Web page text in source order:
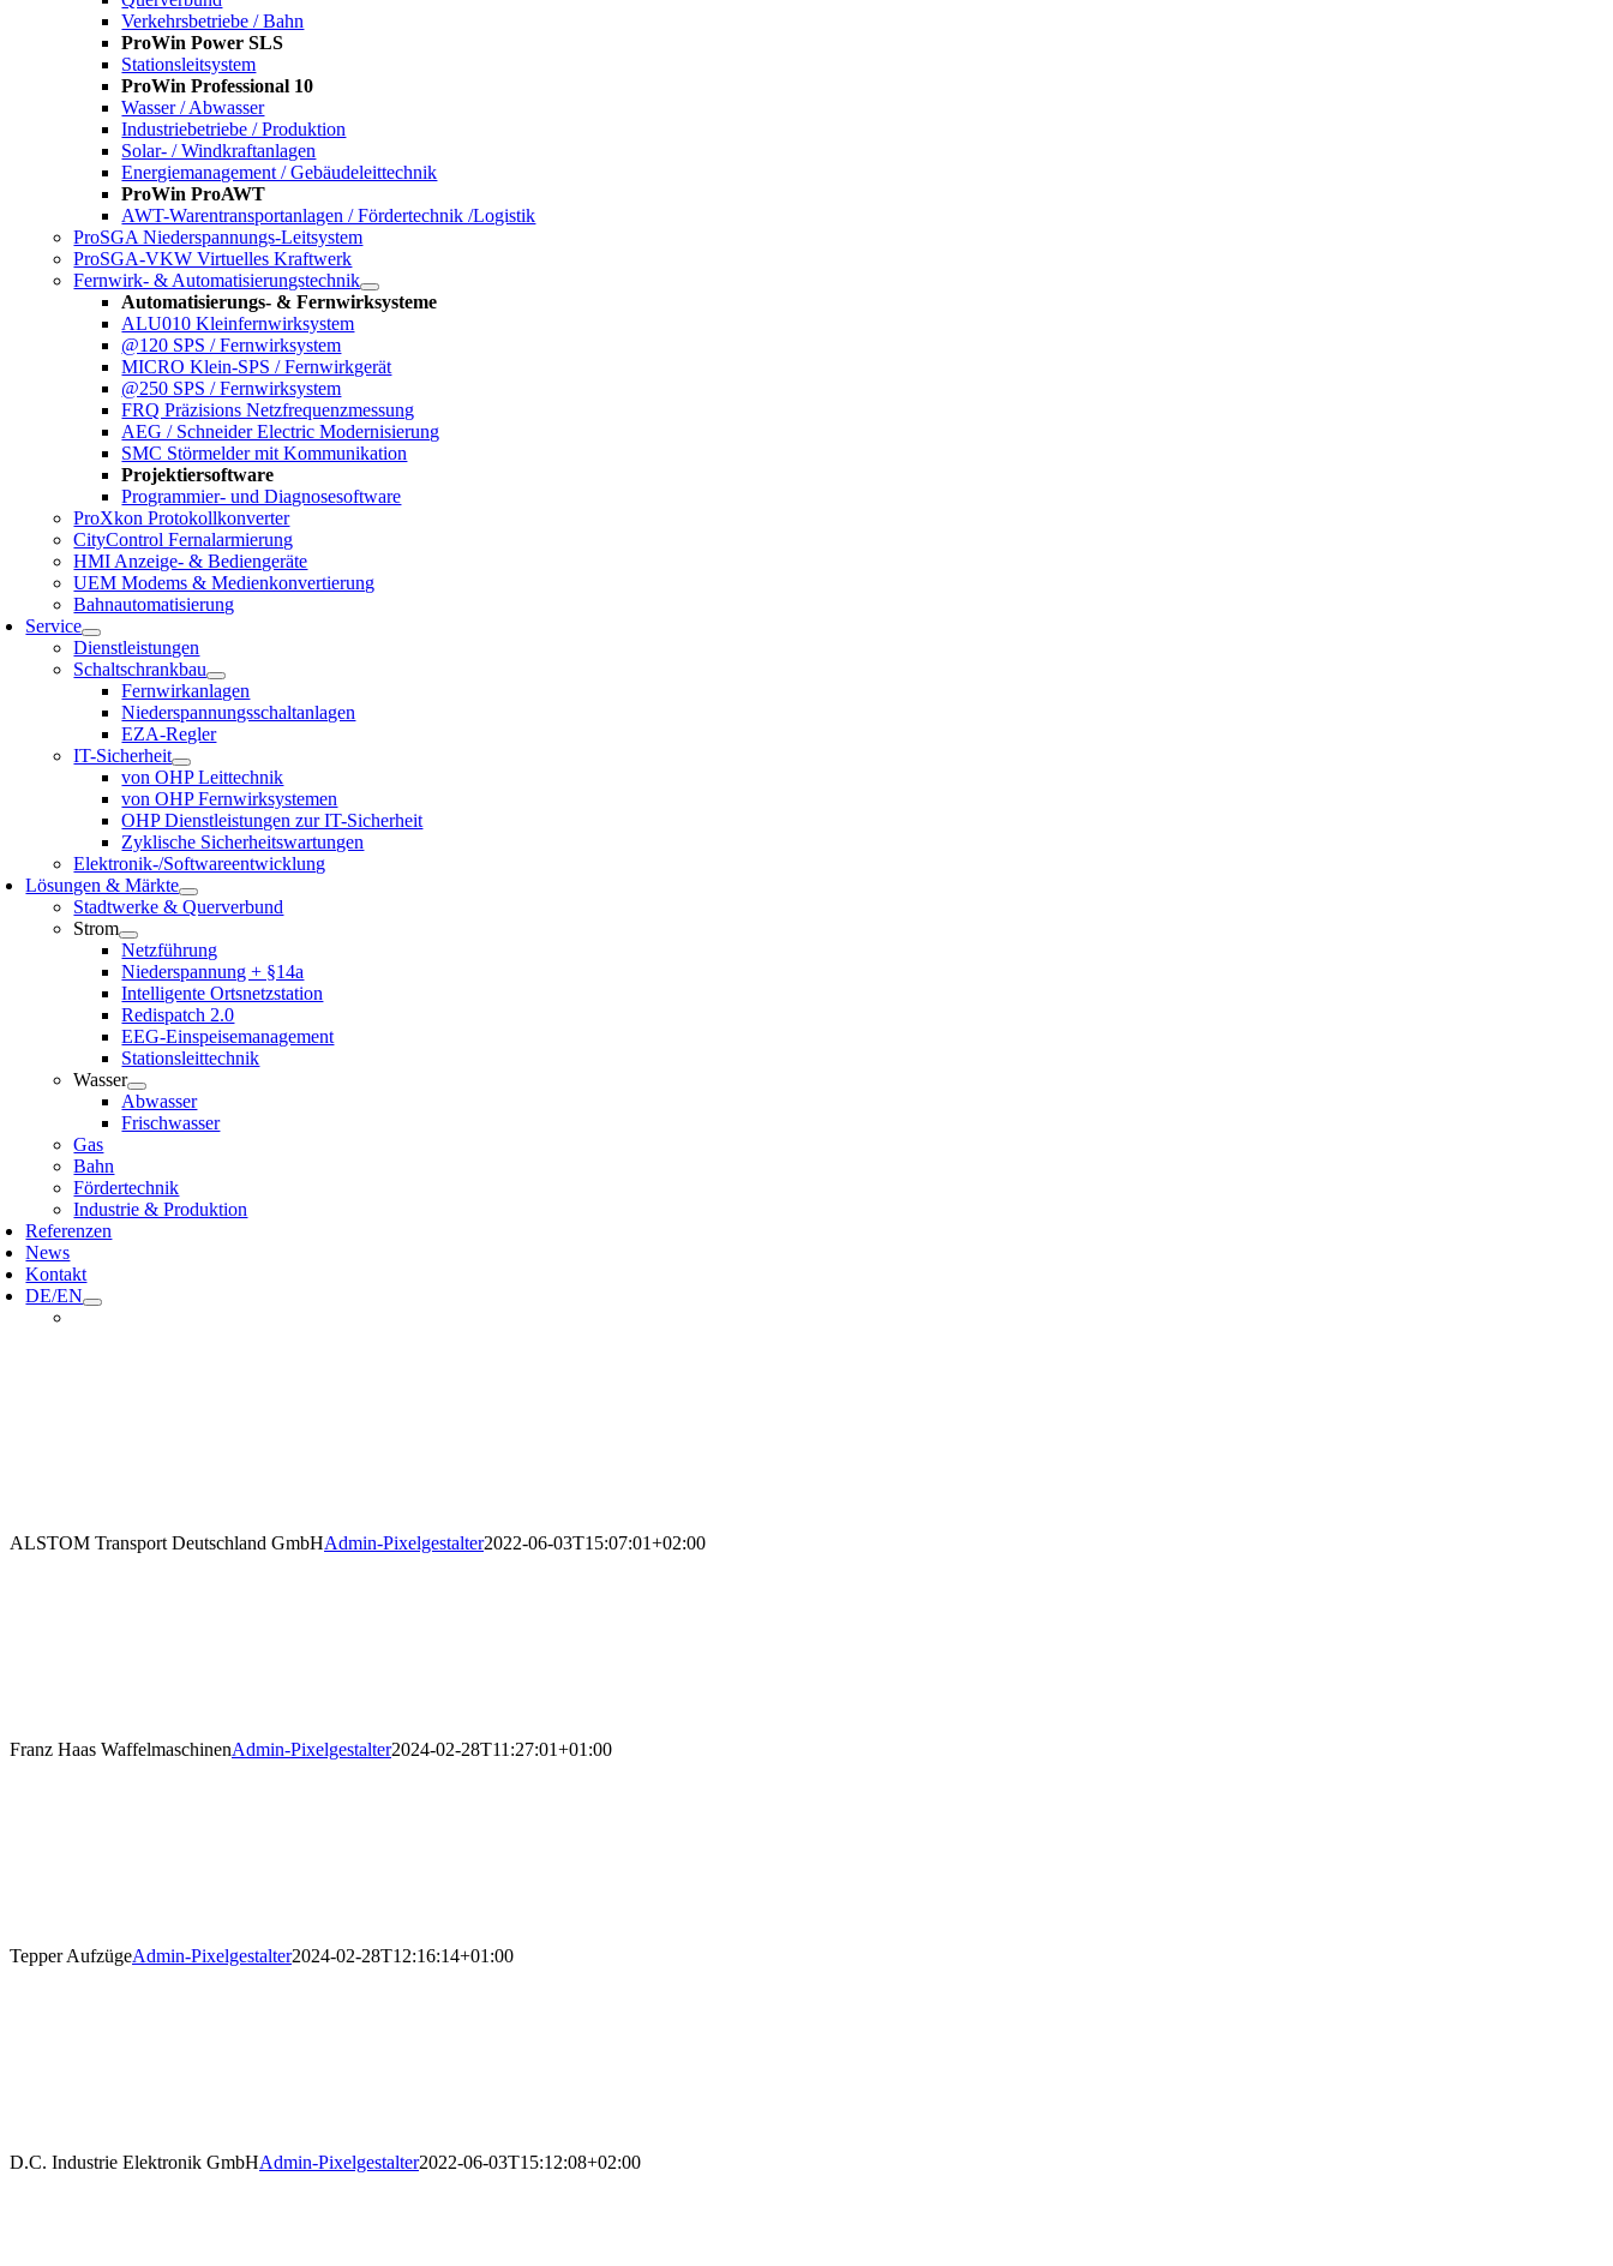
Verkehrsbetriebe / Bahn
ProWin Power SLS
Stationsleitsystem
ProWin Professional 10
Wasser / Abwasser
Industriebetriebe / Produktion
Solar- / Windkraftanlagen
Energiemanagement / Gebäudeleittechnik
ProWin ProAWT
AWT-Warentransportanlagen / Fördertechnik /Logistik
ProSGA Niederspannungs-Leitsystem
ProSGA-VKW Virtuelles Kraftwerk
Fernwirk- & Automatisierungstechnik
Automatisierungs- & Fernwirksysteme
ALU010 Kleinfernwirksystem
@120 SPS / Fernwirksystem
MICRO Klein-SPS / Fernwirkgerät
@250 SPS / Fernwirksystem
FRQ Präzisions Netzfrequenzmessung
AEG / Schneider Electric Modernisierung
SMC Störmelder mit Kommunikation
Projektiersoftware
Programmier- und Diagnosesoftware
ProXkon Protokollkonverter
CityControl Fernalarmierung
HMI Anzeige- & Bediengeräte
UEM Modems & Medienkonvertierung
Bahnautomatisierung
Service
Dienstleistungen
Schaltschrankbau
Fernwirkanlagen
Niederspannungsschaltanlagen
EZA-Regler
IT-Sicherheit
von OHP Leittechnik
von OHP Fernwirksystemen
OHP Dienstleistungen zur IT-Sicherheit
Zyklische Sicherheitswartungen
Elektronik-/Softwareentwicklung
Lösungen & Märkte
Stadtwerke & Querverbund
Strom
Netzführung
Niederspannung + §14a
Intelligente Ortsnetzstation
Redispatch 2.0
EEG-Einspeisemanagement
Stationsleittechnik
Wasser
Abwasser
Frischwasser
Gas
Bahn
Fördertechnik
Industrie & Produktion
Referenzen
News
Kontakt
DE/EN
ALSTOM Transport Deutschland GmbHAdmin-Pixelgestalter2022-06-03T15:07:01+02:00
Franz Haas WaffelmaschinenAdmin-Pixelgestalter2024-02-28T11:27:01+01:00
Tepper AufzügeAdmin-Pixelgestalter2024-02-28T12:16:14+01:00
D.C. Industrie Elektronik GmbHAdmin-Pixelgestalter2022-06-03T15:12:08+02:00